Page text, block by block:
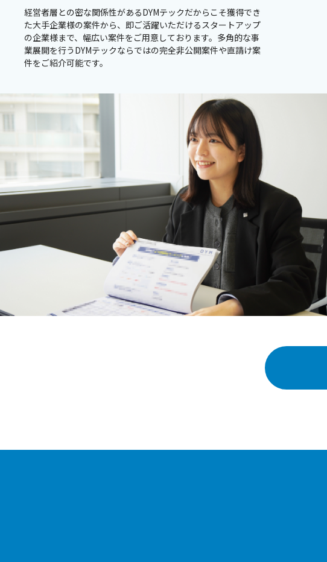
経営者層との密な関係性があるDYMテックだからこそ獲得でき
た大手企業様の案件から、即ご活躍いただけるスタートアップ
の企業様まで、幅広い案件をご用意しております。多角的な事
業展開を行うDYMテックならではの完全非公開案件や直請け案
件をご紹介可能です。